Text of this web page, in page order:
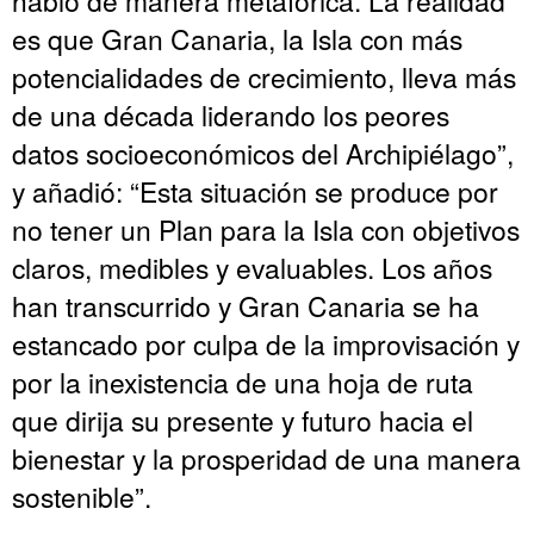
es que Gran Canaria, la Isla con más
potencialidades de crecimiento, lleva más
de una década liderando los peores
datos socioeconómicos del Archipiélago”,
y añadió: “Esta situación se produce por
no tener un Plan para la Isla con objetivos
claros, medibles y evaluables. Los años
han transcurrido y Gran Canaria se ha
estancado por culpa de la improvisación y
por la inexistencia de una hoja de ruta
que dirija su presente y futuro hacia el
bienestar y la prosperidad de una manera
sostenible”.